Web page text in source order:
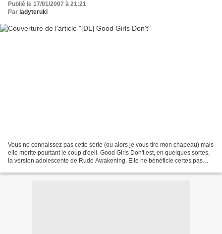
Publié le 17/01/2007 à 21:21
Par ladyteruki
Vous ne connaissez pas cette série (ou alors je vous tire mon chapeau) mais
elle mérite pourtant le coup d'oeil. Good Girls Don't est, en quelques sortes,
la version adolescente de Rude Awakening. Elle ne bénéficie certes pas